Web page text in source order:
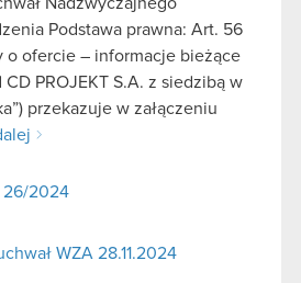
Nadzwyczajnego
Podstawa prawna: Art. 56
o ofercie – informacje bieżące
PROJEKT S.A. z siedzibą w
przekazuje w załączeniu
26/2024
WZA 28.11.2024